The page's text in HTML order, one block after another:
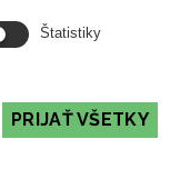
Štatistiky
PRIJAŤ VŠETKY